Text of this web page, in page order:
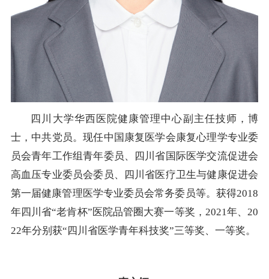
四川大学华西医院健康管理中心副主任技师，博
士，中共党员。现任中国康复医学会康复心理学专业委
员会青年工作组青年委员、四川省国际医学交流促进会
高血压专业委员会委员、四川省医疗卫生与健康促进会
第一届健康管理医学专业委员会常务委员等。获得2018
年四川省“老肯杯”医院品管圈大赛一等奖，2021年、20
22年分别获“四川省医学青年科技奖”三等奖、一等奖。